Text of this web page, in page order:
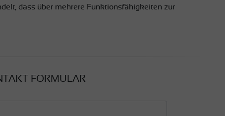
dass über mehrere Funktionsfähigkeiten zur
FORMULAR